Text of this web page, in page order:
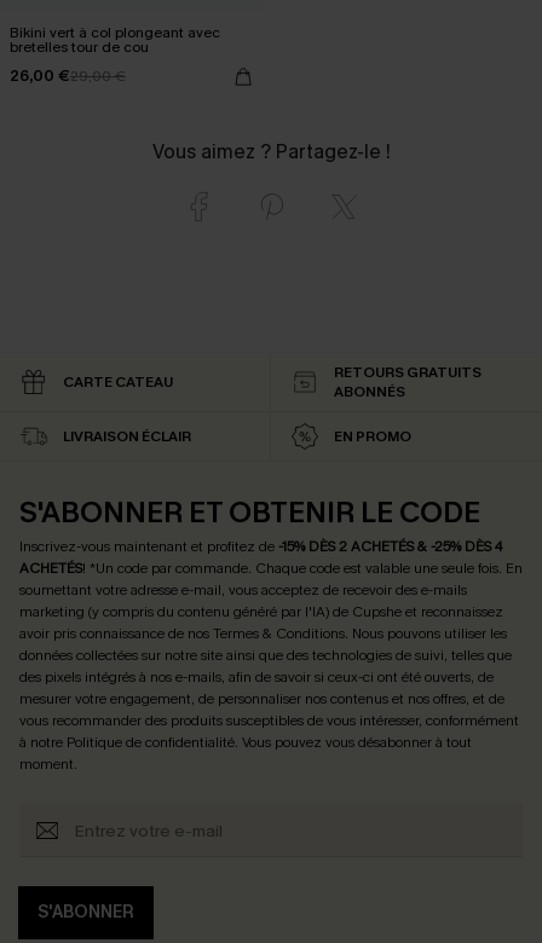
Bikini vert à col plongeant avec
bretelles tour de cou
26,00 €29,00 €
Vous aimez ? Partagez-le !
CARTE CATEAU
RETOURS GRATUITS
ABONNÉS
LIVRAISON ÉCLAIR EN PROMO
S'ABONNER ET OBTENIR LE CODE
Inscrivez-vous maintenant et profitez de -15% DÈS 2 ACHETÉS & -25% DÈS 4
ACHETÉS! *Un code par commande. Chaque code est valable une seule fois. En
soumettant votre adresse e-mail, vous acceptez de recevoir des e-mails
marketing (y compris du contenu généré par l'IA) de Cupshe et reconnaissez
avoir pris connaissance de nosTermes & Conditions. Nous pouvons utiliser les
données collectées sur notre site ainsi que des technologies de suivi, telles que
des pixels intégrés à nos e-mails, afin de savoir si ceux-ci ont été ouverts, de
mesurer votre engagement, de personnaliser nos contenus et nos offres, et de
vous recommander des produits susceptibles de vous intéresser, conformément
à notre Politique de confidentialité. Vous pouvez vous désabonner à tout
moment.
S'ABONNER